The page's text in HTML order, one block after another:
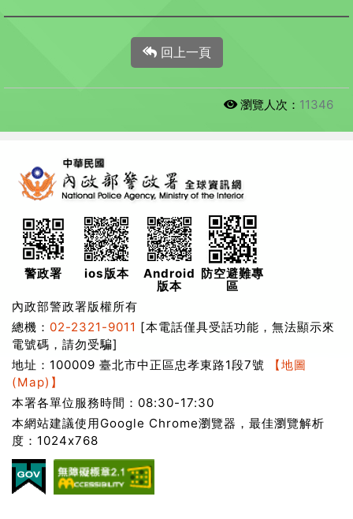
回上一頁
瀏覽人次： 11346
警政署 ios版本
Android
版本
防空避難專
區
內政部警政署版權所有
總機： 02-2321-9011 [本電話僅具受話功能，無法顯示來
電號碼，請勿受騙]
地址：100009 臺北市中正區忠孝東路1段7號
【地圖
(Map)】
本署各單位服務時間：08:30-17:30
本網站建議使用Google Chrome瀏覽器，最佳瀏覽解析
度：1024x768